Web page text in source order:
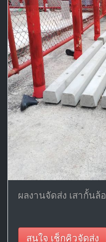
ผลงานจัดส่ง เสากั้นล้อ
สนใจ เช็กคิวจัดส่ง